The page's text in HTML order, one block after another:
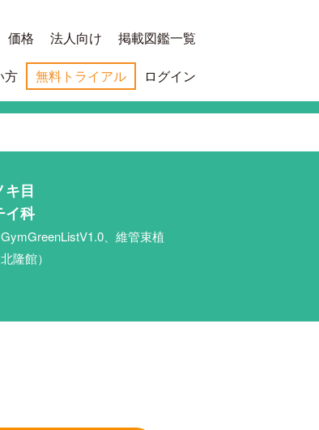
価格 法人向け 掲載図鑑一覧
方 無料トライアル ログイン
キ目
イ科
、維管束植
隆館）